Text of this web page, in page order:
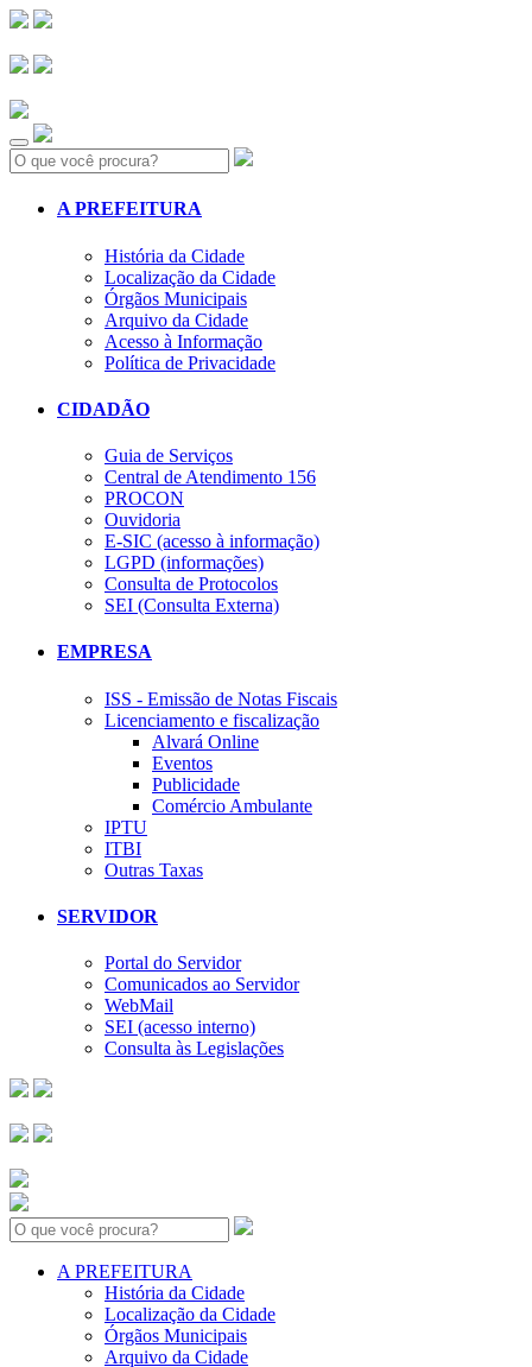
Search:
A PREFEITURA
História da Cidade
Localização da Cidade
Órgãos Municipais
Arquivo da Cidade
Acesso à Informação
Política de Privacidade
CIDADÃO
Guia de Serviços
Central de Atendimento 156
PROCON
Ouvidoria
E-SIC (acesso à informação)
LGPD (informações)
Consulta de Protocolos
SEI (Consulta Externa)
EMPRESA
ISS - Emissão de Notas Fiscais
Licenciamento e fiscalização
Alvará Online
Eventos
Publicidade
Comércio Ambulante
IPTU
ITBI
Outras Taxas
SERVIDOR
Portal do Servidor
Comunicados ao Servidor
WebMail
SEI (acesso interno)
Consulta às Legislações
Search:
A PREFEITURA
História da Cidade
Localização da Cidade
Órgãos Municipais
Arquivo da Cidade